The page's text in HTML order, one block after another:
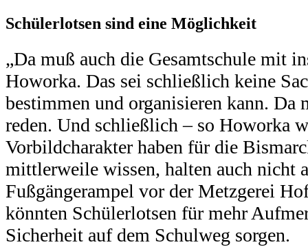
Schülerlotsen sind eine Möglichkeit
„Da muß auch die Gesamtschule mit
Howorka. Das sei schließlich keine
bestimmen und organisieren kann. Da
reden. Und schließlich – so Howorka
Vorbildcharakter haben für die
mittlerweile wissen, halten auch nicht
Fußgängerampel vor der Metzgerei
könnten Schülerlotsen für mehr
Sicherheit auf dem Schulweg sorgen.